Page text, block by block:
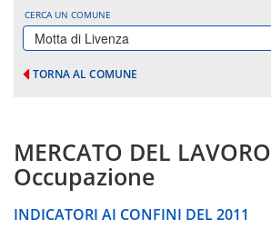
CERCA UN COMUNE
Motta di Livenza
TORNA AL COMUNE
MERCATO DEL LAVORO
Occupazione
INDICATORI AI CONFINI DEL 2011